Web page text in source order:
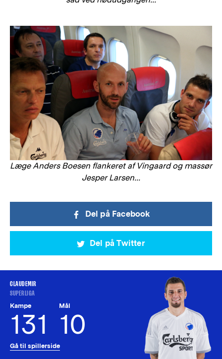
Læge Anders Boesen flankeret af Vingaard og massør
Jesper Larsen...
Del på Facebook
Del på Twitter
CLAUDEMIR
SUPERLIGA
Kampe
131
Mål
10
Gå til spillerside